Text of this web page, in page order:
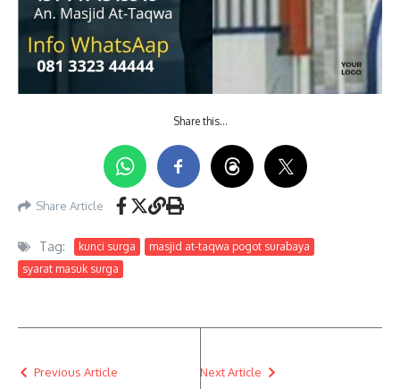
Share this…
Share Article
Tag: kunci surga
masjid at-taqwa pogot surabaya
syarat masuk surga
Previous Article Next Article